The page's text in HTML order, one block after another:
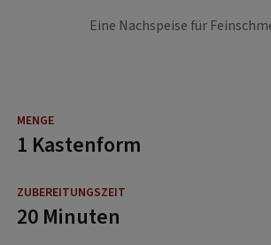
Eine Nachspeise für
1 Kastenform
20 Minuten